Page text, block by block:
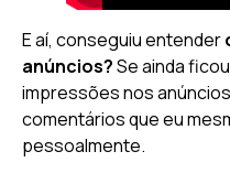
E aí, conseguiu entender
anúncios?Se ainda
impressões nos
comentários que eu
pessoalmente.